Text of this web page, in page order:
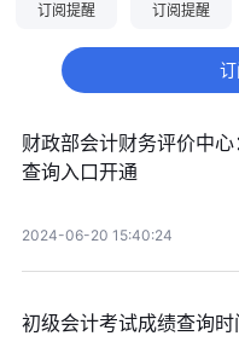
订阅提醒 订阅提醒
财政部会计财务评价中
查询入口开通
2024-06-20 15:40:24
初级会计考试成绩查询时